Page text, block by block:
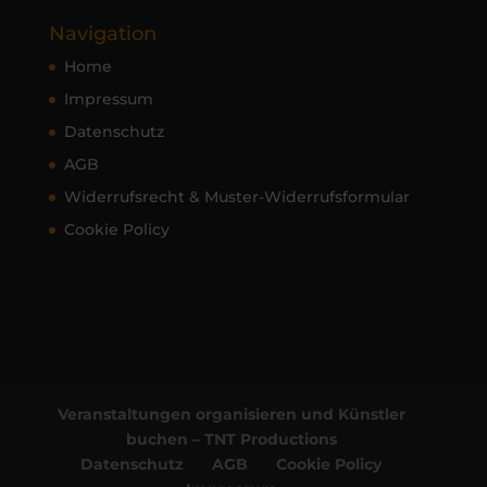
Navigation
Home
Impressum
Datenschutz
AGB
Widerrufsrecht & Muster-Widerrufsformular
Cookie Policy
Veranstaltungen organisieren und Künstler
buchen – TNT Productions
Datenschutz
AGB
Cookie Policy